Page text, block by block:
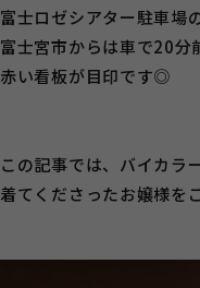
富士ロゼシアター駐車場
富士宮市からは車で20分
赤い看板が目印です◎
この記事では、バイカラ
着てくださったお嬢様を